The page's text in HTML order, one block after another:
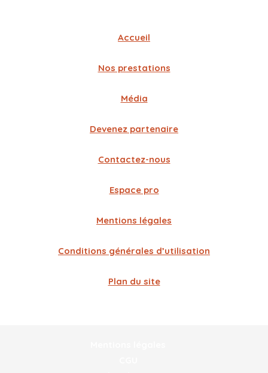
Accueil
Nos prestations
Média
Devenez partenaire
Contactez-nous
Espace pro
Mentions légales
Conditions générales d’utilisation
Plan du site